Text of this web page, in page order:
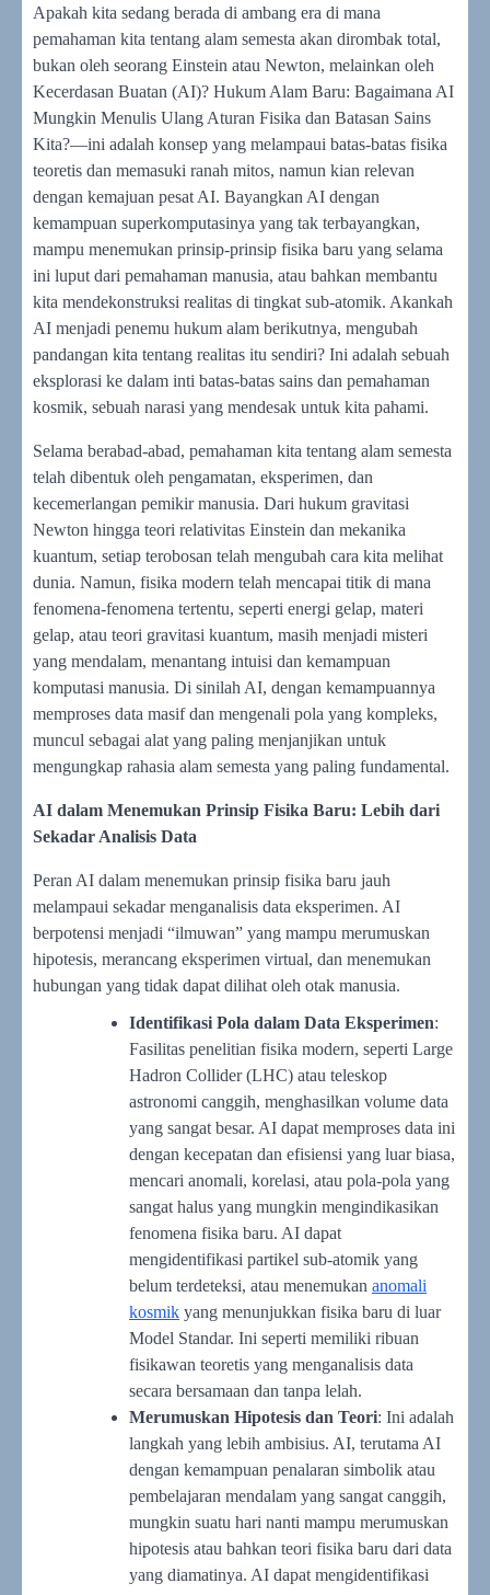
Apakah kita sedang berada di ambang era di mana
pemahaman kita tentang alam semesta akan dirombak total,
bukan oleh seorang Einstein atau Newton, melainkan oleh
Kecerdasan Buatan (AI)? Hukum Alam Baru: Bagaimana AI
Mungkin Menulis Ulang Aturan Fisika dan Batasan Sains
Kita?—ini adalah konsep yang melampaui batas-batas fisika
teoretis dan memasuki ranah mitos, namun kian relevan
dengan kemajuan pesat AI. Bayangkan AI dengan
kemampuan superkomputasinya yang tak terbayangkan,
mampu menemukan prinsip-prinsip fisika baru yang selama
ini luput dari pemahaman manusia, atau bahkan membantu
kita mendekonstruksi realitas di tingkat sub-atomik. Akankah
AI menjadi penemu hukum alam berikutnya, mengubah
pandangan kita tentang realitas itu sendiri? Ini adalah sebuah
eksplorasi ke dalam inti batas-batas sains dan pemahaman
kosmik, sebuah narasi yang mendesak untuk kita pahami.
Selama berabad-abad, pemahaman kita tentang alam semesta
telah dibentuk oleh pengamatan, eksperimen, dan
kecemerlangan pemikir manusia. Dari hukum gravitasi
Newton hingga teori relativitas Einstein dan mekanika
kuantum, setiap terobosan telah mengubah cara kita melihat
dunia. Namun, fisika modern telah mencapai titik di mana
fenomena-fenomena tertentu, seperti energi gelap, materi
gelap, atau teori gravitasi kuantum, masih menjadi misteri
yang mendalam, menantang intuisi dan kemampuan
komputasi manusia. Di sinilah AI, dengan kemampuannya
memproses data masif dan mengenali pola yang kompleks,
muncul sebagai alat yang paling menjanjikan untuk
mengungkap rahasia alam semesta yang paling fundamental.
AI dalam Menemukan Prinsip Fisika Baru: Lebih dari
Sekadar Analisis Data
Peran AI dalam menemukan prinsip fisika baru jauh
melampaui sekadar menganalisis data eksperimen. AI
berpotensi menjadi “ilmuwan” yang mampu merumuskan
hipotesis, merancang eksperimen virtual, dan menemukan
hubungan yang tidak dapat dilihat oleh otak manusia.
Identifikasi Pola dalam Data Eksperimen:
Fasilitas penelitian fisika modern, seperti Large
Hadron Collider (LHC) atau teleskop
astronomi canggih, menghasilkan volume data
yang sangat besar. AI dapat memproses data ini
dengan kecepatan dan efisiensi yang luar biasa,
mencari anomali, korelasi, atau pola-pola yang
sangat halus yang mungkin mengindikasikan
fenomena fisika baru. AI dapat
mengidentifikasi partikel sub-atomik yang
belum terdeteksi, atau menemukan anomali
kosmik yang menunjukkan fisika baru di luar
Model Standar. Ini seperti memiliki ribuan
fisikawan teoretis yang menganalisis data
secara bersamaan dan tanpa lelah.
Merumuskan Hipotesis dan Teori: Ini adalah
langkah yang lebih ambisius. AI, terutama AI
dengan kemampuan penalaran simbolik atau
pembelajaran mendalam yang sangat canggih,
mungkin suatu hari nanti mampu merumuskan
hipotesis atau bahkan teori fisika baru dari data
yang diamatinya. AI dapat mengidentifikasi